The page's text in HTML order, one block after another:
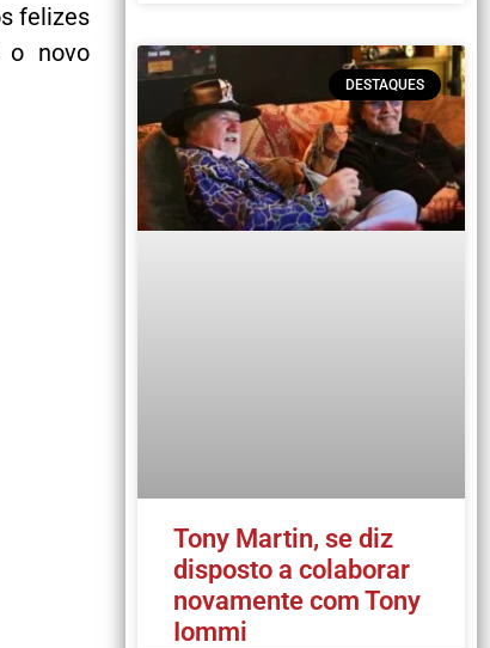
felizes
o novo
DESTAQUES
Tony Martin, se diz
disposto a colaborar
novamente com Tony
Iommi